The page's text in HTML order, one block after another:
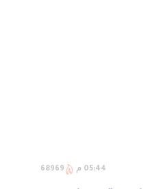
05:44 م 68969